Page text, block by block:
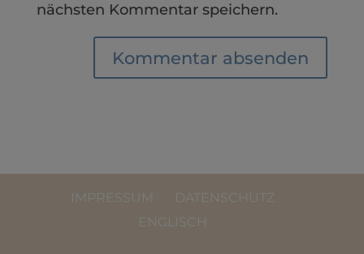
nächsten Kommentar speichern.
IMPRESSUM
DATENSCHUTZ
ENGLISCH